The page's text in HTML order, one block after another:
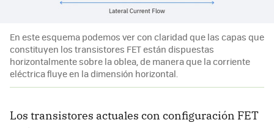
En este esquema podemos ver con claridad que las capas que
constituyen los transistores FET están dispuestas
horizontalmente sobre la oblea, de manera que la corriente
eléctrica fluye en la dimensión horizontal.
Los transistores actuales con configuración FET